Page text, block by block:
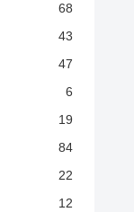
68
43
47
6
19
84
22
12